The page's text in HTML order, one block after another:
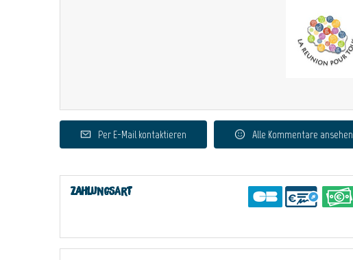
Per E-Mail kontaktieren Alle Kommentare ansehen
Zahlungsart